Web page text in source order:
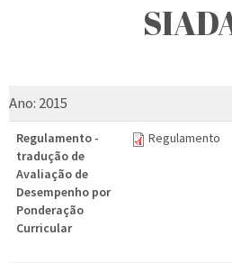
Ano: 2015
Regulamento -
tradução de
Avaliação de
Desempenho por
Ponderação
Curricular
Regulamento